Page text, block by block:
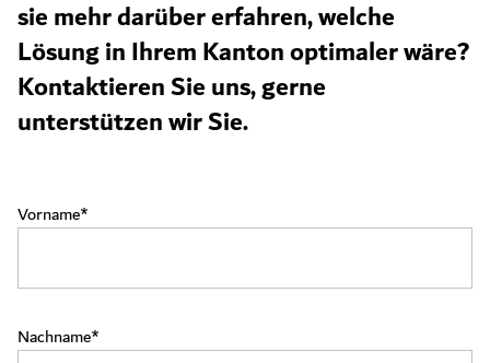
sie mehr darüber erfahren, welche
Lösung in Ihrem Kanton optimaler wäre?
Kontaktieren Sie uns, gerne
unterstützen wir Sie.
Vorname
Nachname